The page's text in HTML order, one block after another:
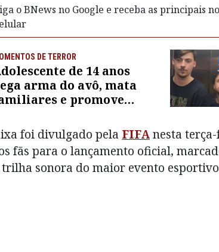
o BNews no Google e receba as principais
DE TERROR
de 14 anos
arma do avô, mata
e promove
foi divulgado pela FIFAnesta
fãs para o lançamento oficial,
trilha sonora do maior evento